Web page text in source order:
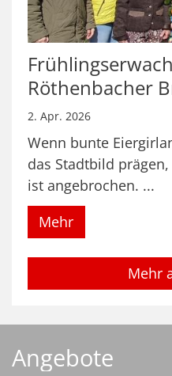
Röthenbacher
2. Apr. 2026
Wenn bunte
das Stadtbild
ist angebrochen. ...
Mehr
Mehr
Angebote